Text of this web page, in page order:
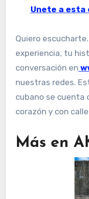
Unete a esta
Quiero
experiencia, tu
conversación en
nuestras redes.
cubano se cuenta
corazón y con
Más en